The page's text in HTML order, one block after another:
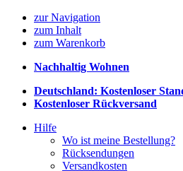
zur Navigation
zum Inhalt
zum Warenkorb
Nachhaltig Wohnen
Deutschland: Kostenloser
Kostenloser Rückversand
Hilfe
Wo ist meine Bestellung?
Rücksendungen
Versandkosten